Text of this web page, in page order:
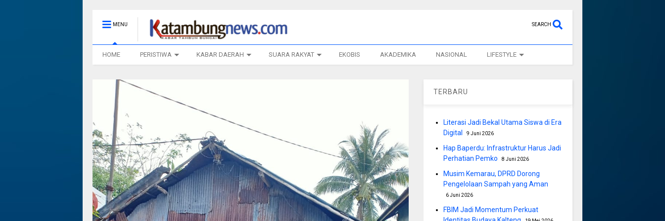
MENU SEARCH
HOME PERISTIWA KABAR DAERAH SUARA RAKYAT EKOBIS AKADEMIKA NASIONAL LIFESTYLE
TERBARU
Literasi Jadi Bekal Utama Siswa di Era
Digital
9 Juni 2026
Hap Baperdu: Infrastruktur Harus Jadi
Perhatian Pemko
8 Juni 2026
Musim Kemarau, DPRD Dorong
Pengelolaan Sampah yang Aman
6 Juni 2026
FBIM Jadi Momentum Perkuat